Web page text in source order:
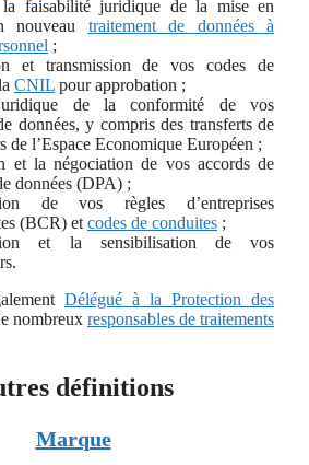
la faisabilité juridique de la mise en
nouveau traitement de données à
;
et transmission de vos codes de
CNIL pour approbation ;
juridique de la conformité de vos
données, y compris des transferts de
de l’Espace Economique Européen ;
et la négociation de vos accords de
données (DPA) ;
de vos règles d’entreprises
(BCR) et codes de conduites ;
et la sensibilisation de vos
Délégué à la Protection des
nombreux responsables de traitements
définitions
Marque